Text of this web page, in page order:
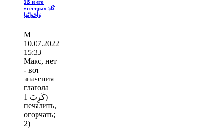
كَادَ и его
«сёстры» كَادَ
وَأَخَوَاتُهَا
М
10.07.2022
15:33
Макс, нет
- вот
значения
глагола
كَرِبَ 1)
печалить,
огорчать;
2)